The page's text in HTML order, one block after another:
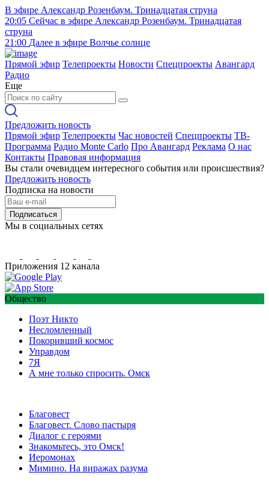
В эфире Александр Розенбаум. Тринадцатая струна
20:05 Сейчас в эфире Александр Розенбаум. Тринадцатая
струна
21:00 Далее в эфире Волчье солнце
Прямой эфир Телепроекты Новости Спецпроекты Авангард
Радио
Еще
Предложить новость
Прямой эфир Телепроекты Час новостей Спецпроекты ТВ-
Программа Радио Monte Carlo Про Авангард Реклама О нас
Контакты Правовая информация
Вы стали очевидцем интересного события или происшествия?
Предложить новость
Подписка на новости
Подписаться
Мы в социальных сетях
Приложения 12 канала
Общество
Поэт Никто
Несломленный
Покоривший космос
Управдом
7Я
А мне только спросить. Омск
Благовест
Благовест. Слово пастыря
Диалог с героями
Знакомьтесь, это Омск!
Иеромонах
Мимино. На виражах разума